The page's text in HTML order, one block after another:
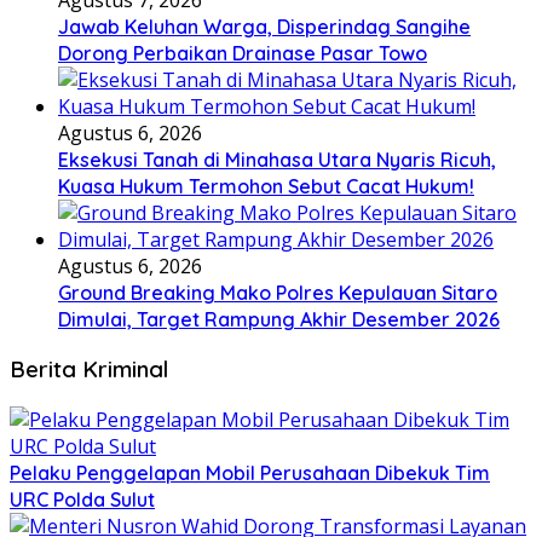
Jawab Keluhan Warga, Disperindag Sangihe
Dorong Perbaikan Drainase Pasar Towo
Agustus 6, 2026
Eksekusi Tanah di Minahasa Utara Nyaris Ricuh,
Kuasa Hukum Termohon Sebut Cacat Hukum!
Agustus 6, 2026
Ground Breaking Mako Polres Kepulauan Sitaro
Dimulai, Target Rampung Akhir Desember 2026
Berita Kriminal
​Pelaku Penggelapan Mobil Perusahaan Dibekuk Tim
URC Polda Sulut